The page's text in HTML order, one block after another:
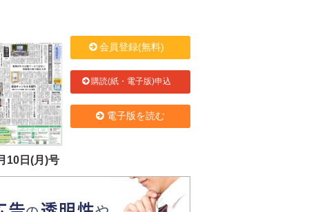
10日(月)号
会員登録(無料)
購読(紙・電子版)申込
電子版を読む